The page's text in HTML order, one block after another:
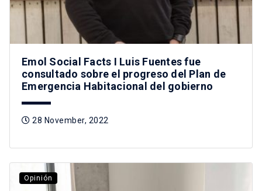
Emol Social Facts I Luis Fuentes fue
consultado sobre el progreso del Plan de
Emergencia Habitacional del gobierno
28 November, 2022
Opinión